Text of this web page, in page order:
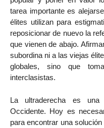
tarea importante es
élites utilizan para
reposicionar de nuevo la
que vienen de abajo.
subordina ni a las viejas
globales, sino que
interclasistas.
La ultraderecha es una
Occidente. Hoy es
para encontrar una